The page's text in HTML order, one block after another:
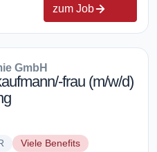
zum Job
GmbH
frau (m/w/d)
Viele Benefits